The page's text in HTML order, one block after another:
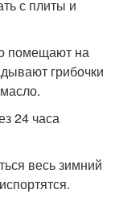
с плиты и
помещают на
грибочки
24 часа
весь зимний